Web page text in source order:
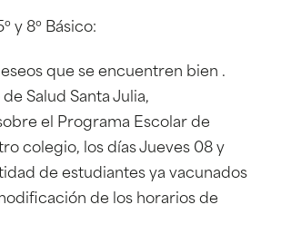
y 8º Básico:
que se encuentren bien .
Salud Santa Julia,
el Programa Escolar de
colegio, los días Jueves 08 y
de estudiantes ya vacunados
de los horarios de